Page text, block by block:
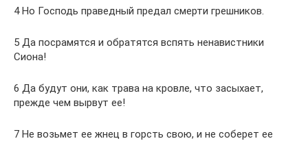
4 Но Господь праведный предал смерти грешников.
5 Да посрамятся и обратятся вспять ненавистники
Сиона!
6 Да будут они, как трава на кровле, что засыхает,
прежде чем вырвут ее!
7 Не возьмет ее жнец в горсть свою, и не соберет ее